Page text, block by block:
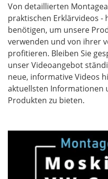
Von detaillierten
praktischen Erklärvideos -
benötigen, um unsere
verwenden und von ihrer
profitieren. Bleiben Sie
unser Videoangebot
neue, informative Videos
aktuellsten Informationen
Produkten zu bieten.